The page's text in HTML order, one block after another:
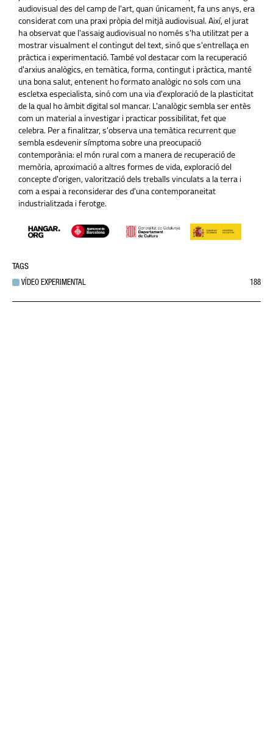
audiovisual des del camp de l'art, quan únicament, fa uns anys, era
considerat com una praxi pròpia del mitjà audiovisual. Així, el jurat
ha observat que l'assaig audiovisual no només s'ha utilitzat per a
mostrar visualment el contingut del text, sinó que s'entrellaça en
pràctica i experimentació. També vol destacar com la recuperació
d'arxius analògics, en temàtica, forma, contingut i pràctica, manté
una bona salut, entenent ho formato analògic no sols com una
escletxa especialista, sinó com una via d'exploració de la plasticitat
de la qual ho àmbit digital sol mancar. L'analògic sembla ser entès
com un material a investigar i practicar possibilitat, fet que
celebra. Per a finalitzar, s'observa una temàtica recurrent que
sembla esdevenir símptoma sobre una preocupació
contemporània: el món rural com a manera de recuperació de
memòria, aproximació a altres formes de vida, exploració del
concepte d'origen, valorització dels treballs vinculats a la terra i
com a espai a reconsiderar des d'una contemporaneitat
industrialitzada i ferotge.
TAGS
VÍDEO EXPERIMENTAL 188